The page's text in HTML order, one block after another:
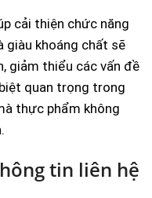
cải thiện chức năng
giàu khoáng chất sẽ
giảm thiểu các vấn đề
quan trọng trong
thực phẩm không
tin liên hệ